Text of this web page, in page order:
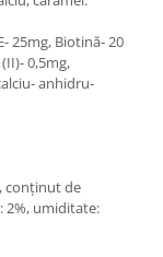
25mg, Biotină- 20
0,5mg,
anhidru-
conținut de
2%, umiditate: